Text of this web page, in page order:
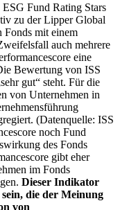
Fund Rating Stars
zu der Lipper Global
Fonds mit einem
auch mehrere
eine
Bewertung von ISS
gut“ steht. Für die
von Unternehmen in
(Datenquelle: ISS
noch Fund
des Fonds
gibt eher
im Fonds
Dieser Indikator
die der Meinung
von